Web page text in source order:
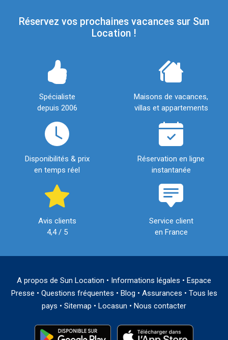
Réservez vos prochaines vacances sur Sun
Location !
Spécialiste
depuis 2006
Maisons de vacances,
villas et appartements
Disponibilités & prix
en temps réel
Réservation en ligne
instantanée
Avis clients
4,4 / 5
Service client
en France
A propos de Sun Location • Informations légales • Espace
Presse • Questions fréquentes • Blog • Assurances • Tous les
pays • Sitemap • Locasun • Nous contacter